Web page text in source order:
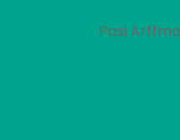
Pasi